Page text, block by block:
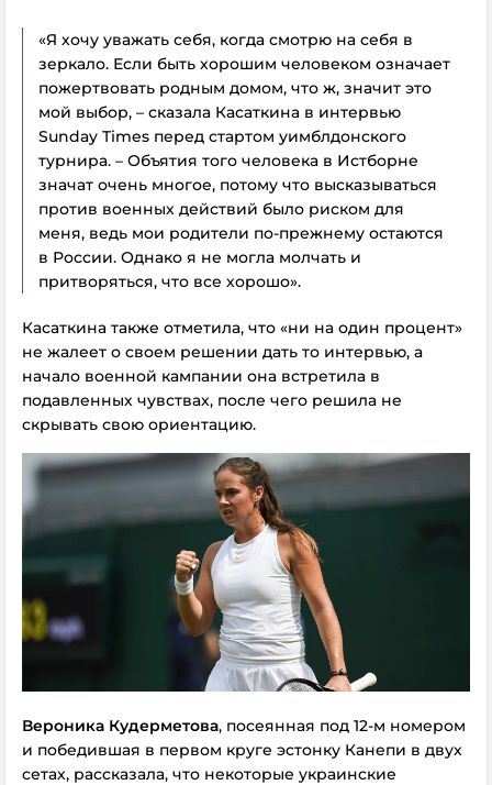
«Я хочу уважать себя, когда смотрю на себя в
зеркало. Если быть хорошим человеком означает
пожертвовать родным домом, что ж, значит это
мой выбор, – сказала Касаткина в интервью
Sunday Times перед стартом уимблдонского
турнира. – Объятия того человека в Истборне
значат очень многое, потому что высказываться
против военных действий было риском для
меня, ведь мои родители по-прежнему остаются
в России. Однако я не могла молчать и
притворяться, что все хорошо».
Касаткина также отметила, что «ни на один процент»
не жалеет о своем решении дать то интервью, а
начало военной кампании она встретила в
подавленных чувствах, после чего решила не
скрывать свою ориентацию.
Вероника Кудерметова, посеянная под 12-м номером
и победившая в первом круге эстонку Канепи в двух
сетах, рассказала, что некоторые украинские